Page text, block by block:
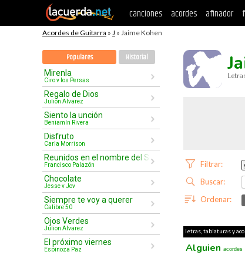
canciones acordes afinador
Acordes de Guitarra » J » Jaime Kohen
Populares Historial
Mirenla
Ciro y los Persas
Regalo de Dios
Julion Alvarez
Siento la unción
Benjamín Rivera
Disfruto
Carla Morrison
Reunidos en el nombre del Señor
Francisco Palazón
Chocolate
Jesse y Joy
Siempre te voy a querer
Calibre 50
Ojos Verdes
Julion Alvarez
El próximo viernes
Espinoza Paz
Filtrar:
Buscar:
Ordenar:
letras, tablaturas y
Alguien acordes